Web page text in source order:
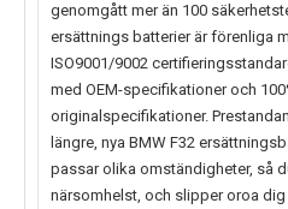
genomgått mer än 100
ersättnings batterier är förenliga
ISO9001/9002
med OEM-specifikationer och
originalspecifikationer.
längre, nya BMW F32
passar olika omständigheter, så
närsomhelst, och slipper oroa